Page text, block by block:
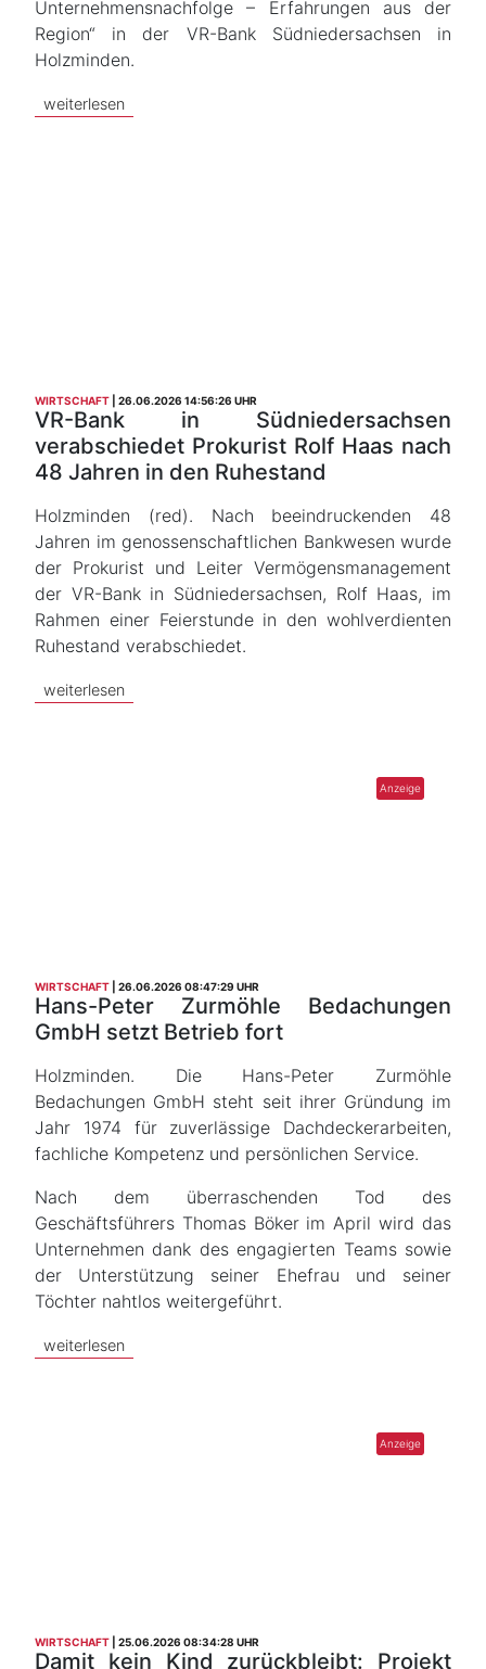
Unternehmensnachfolge – Erfahrungen aus der
Region“ in der VR-Bank Südniedersachsen in
Holzminden.
weiterlesen
WIRTSCHAFT 26.06.2026 14:56:26 UHR
VR-Bank in Südniedersachsen
verabschiedet Prokurist Rolf Haas nach
48 Jahren in den Ruhestand
Holzminden (red). Nach beeindruckenden 48
Jahren im genossenschaftlichen Bankwesen wurde
der Prokurist und Leiter Vermögensmanagement
der VR-Bank in Südniedersachsen, Rolf Haas, im
Rahmen einer Feierstunde in den wohlverdienten
Ruhestand verabschiedet.
weiterlesen
WIRTSCHAFT 26.06.2026 08:47:29 UHR
Hans-Peter Zurmöhle Bedachungen
GmbH setzt Betrieb fort
Holzminden. Die Hans-Peter Zurmöhle
Bedachungen GmbH steht seit ihrer Gründung im
Jahr 1974 für zuverlässige Dachdeckerarbeiten,
fachliche Kompetenz und persönlichen Service.
Nach dem überraschenden Tod des
Geschäftsführers Thomas Böker im April wird das
Unternehmen dank des engagierten Teams sowie
der Unterstützung seiner Ehefrau und seiner
Töchter nahtlos weitergeführt.
weiterlesen
WIRTSCHAFT 25.06.2026 08:34:28 UHR
Damit kein Kind zurückbleibt: Projekt